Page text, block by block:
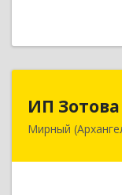
ИП
Мирный